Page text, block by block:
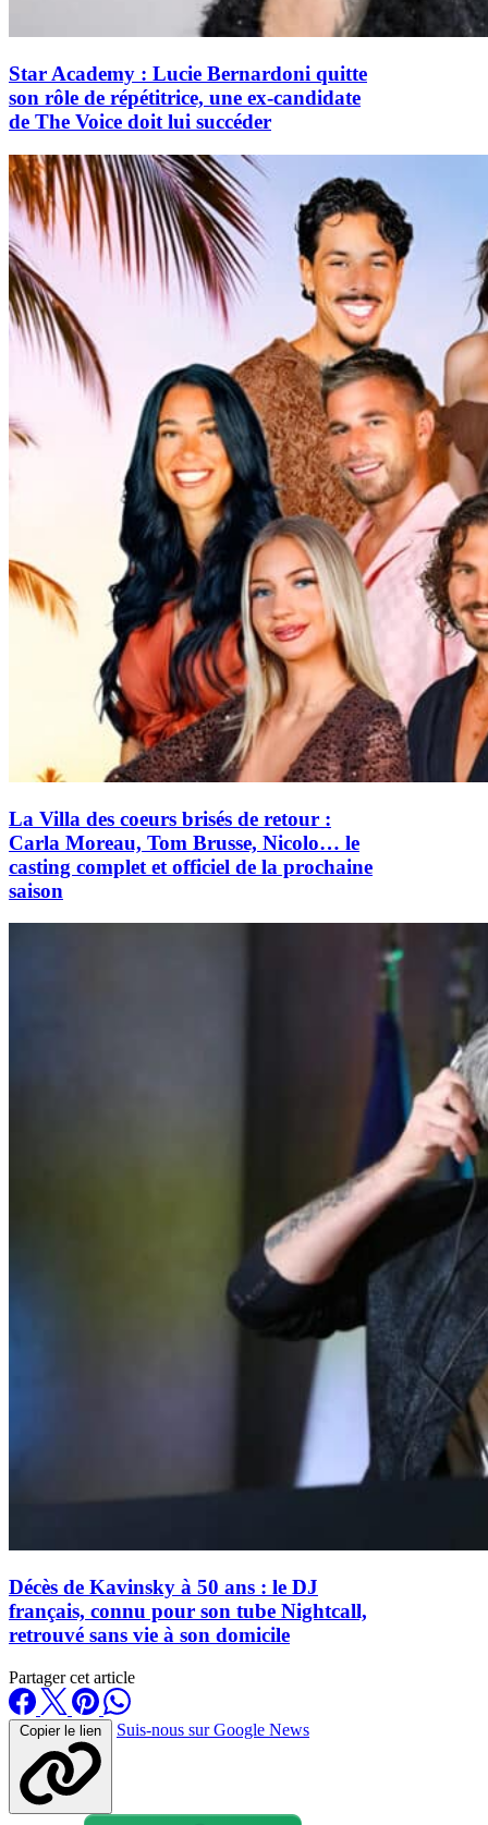
Star Academy : Lucie Bernardoni quitte
son rôle de répétitrice, une ex-candidate
de The Voice doit lui succéder
La Villa des coeurs brisés de retour :
Carla Moreau, Tom Brusse, Nicolo… le
casting complet et officiel de la prochaine
saison
Décès de Kavinsky à 50 ans : le DJ
français, connu pour son tube Nightcall,
retrouvé sans vie à son domicile
Partager cet article
Copier le lien Suis-nous sur Google News